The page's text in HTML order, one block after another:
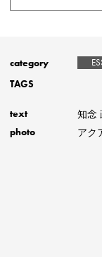
category
TAGS
text 知念
photo アク